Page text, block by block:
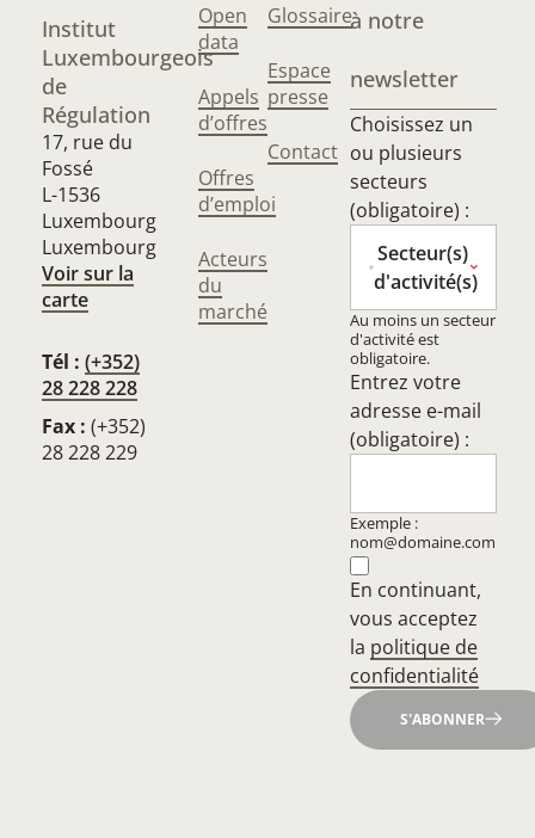
Institut
Luxembourgeois
de
Régulation
17, rue du
Fossé
L-1536
Luxembourg
Luxembourg
Voir sur la
carte
Tél : (+352)
28 228 228
Fax : (+352)
28 228 229
Open
data
Appels
d’offres
Offres
d’emploi
Acteurs
du
marché
Glossaire
Espace
presse
Contact
à notre
newsletter
Choisissez un
ou plusieurs
secteurs
(obligatoire) :
Secteur(s)
d'activité(s)
Au moins un secteur
d'activité est
obligatoire.
Entrez votre
adresse e-mail
(obligatoire) :
Exemple :
nom@domaine.com
En continuant,
vous acceptez
la politique de
confidentialité
S'ABONNER